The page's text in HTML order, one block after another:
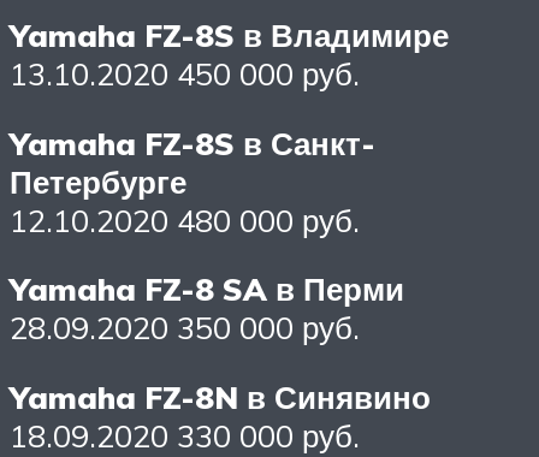
Yamaha FZ-8S в Владимире
13.10.2020 450 000 руб.
Yamaha FZ-8S в Санкт-
Петербурге
12.10.2020 480 000 руб.
Yamaha FZ-8 SA в Перми
28.09.2020 350 000 руб.
Yamaha FZ-8N в Синявино
18.09.2020 330 000 руб.